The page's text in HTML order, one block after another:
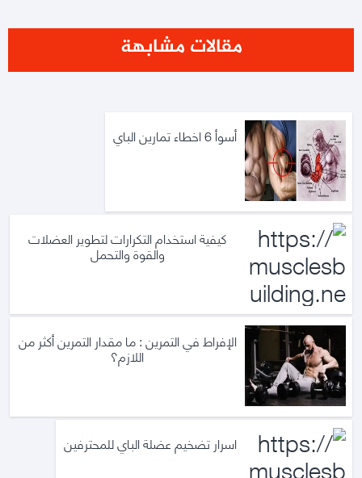
مقالات مشابهة
أسوأ 6 اخطاء تمارين الباي
كيفية استخدام التكرارات لتطوير العضلات
والقوة والتحمل
الإفراط في التمرين : ما مقدار التمرين أكثر من
اللازم؟
اسرار تضخيم عضلة الباي للمحترفين